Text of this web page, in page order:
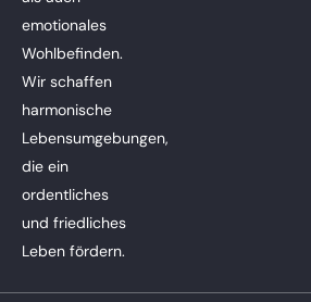
emotionales
Wohlbefinden.
Wir schaffen
harmonische
Lebensumgebungen,
die ein
ordentliches
und friedliches
Leben fördern.